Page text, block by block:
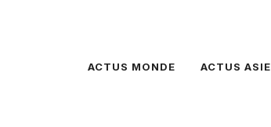
ACTUS MONDE ACTUS ASIE